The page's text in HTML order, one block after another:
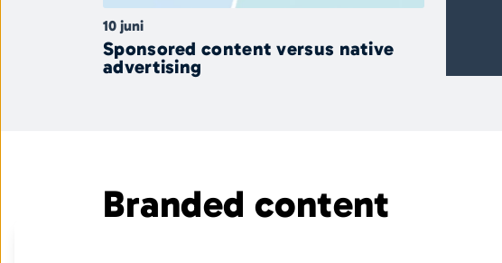
10 juni
Sponsored content versus native
advertising
Branded content